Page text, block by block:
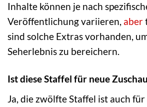
Inhalte können je nach
Veröffentlichung variieren, aber
sind solche Extras vorhanden,
Seherlebnis zu bereichern.
Ist diese Staffel für neue
Ja, die zwölfte Staffel ist auch